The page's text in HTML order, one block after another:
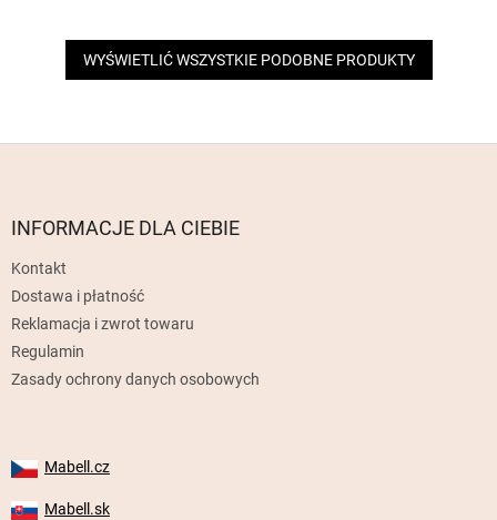
WYŚWIETLIĆ WSZYSTKIE PODOBNE PRODUKTY
INFORMACJE DLA CIEBIE
Kontakt
Dostawa i płatność
Reklamacja i zwrot towaru
Regulamin
Zasady ochrony danych osobowych
Mabell.cz
Mabell.sk